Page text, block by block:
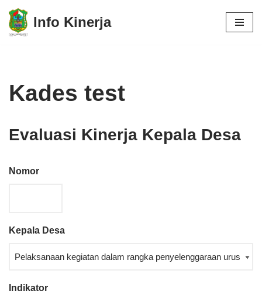
Lompat
Info Kinerja
Kades test
Evaluasi Kinerja Kepala Desa
Nomor
Kepala Desa
Indikator